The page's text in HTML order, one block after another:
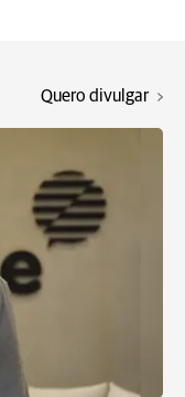
Quero divulgar